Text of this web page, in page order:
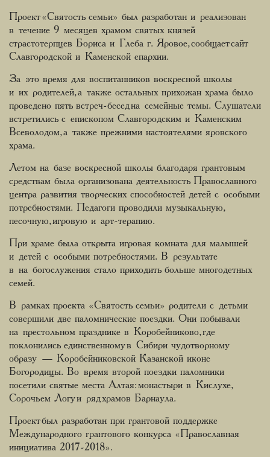
Проект «Святость семьи» был разработан и реализован
в течение 9 месяцев храмом святых князей
страстотерпцев Бориса и Глеба г. Яровое, сообщает сайт
Славгородской и Каменской епархии.
За это время для воспитанников воскресной школы
и их родителей, а также остальных прихожан храма было
проведено пять встреч-бесед на семейные темы. Слушатели
встретились с епископом Славгородским и Каменским
Всеволодом, а также прежними настоятелями яровского
храма.
Летом на базе воскресной школы благодаря грантовым
средствам была организована деятельность Православного
центра развития творческих способностей детей с особыми
потребностями. Педагоги проводили музыкальную,
песочную, игровую и арт-терапию.
При храме была открыта игровая комната для малышей
и детей с особыми потребностями. В результате
в на богослужения стало приходить больше многодетных
семей.
В рамках проекта «Святость семьи» родители с детьми
совершили две паломнические поездки. Они побывали
на престольном празднике в Коробейниково, где
поклонились единственному в Сибири чудотворному
образу — Коробейниковской Казанской иконе
Богородицы. Во время второй поездки паломники
посетили святые места Алтая: монастыри в Кислухе,
Сорочьем Логу и ряд храмов Барнаула.
Проект был разработан при грантовой поддержке
Международного грантового конкурса «Православная
инициатива 2017-2018».